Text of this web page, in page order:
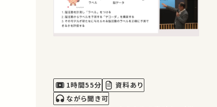
1時間55分
資料あり
ながら聞き可